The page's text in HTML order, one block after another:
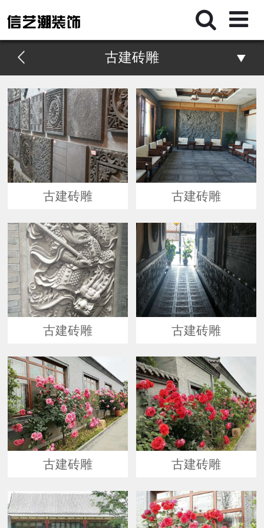
古建砖雕
古建砖雕 古建砖雕
古建砖雕 古建砖雕
古建砖雕 古建砖雕